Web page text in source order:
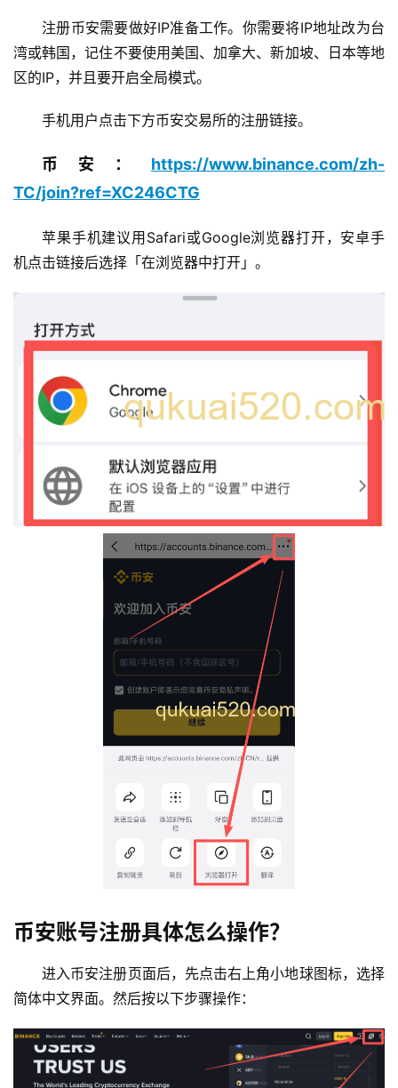
注册币安需要做好IP准备工作。你需要将IP地址改为台
湾或韩国，记住不要使用美国、加拿大、新加坡、日本等地
区的IP，并且要开启全局模式。
手机用户点击下方币安交易所的注册链接。
币安： https://www.binance.com/zh-
TC/join?ref=XC246CTG
苹果手机建议用Safari或Google浏览器打开，安卓手
机点击链接后选择「在浏览器中打开」。
币安账号注册具体怎么操作？
进入币安注册页面后，先点击右上角小地球图标，选择
简体中文界面。然后按以下步骤操作：